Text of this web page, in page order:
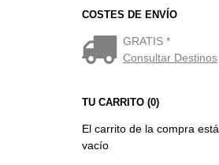
COSTES DE ENVÍO
GRATIS *
Consultar Destinos
TU CARRITO (0)
El carrito de la compra está
vacío